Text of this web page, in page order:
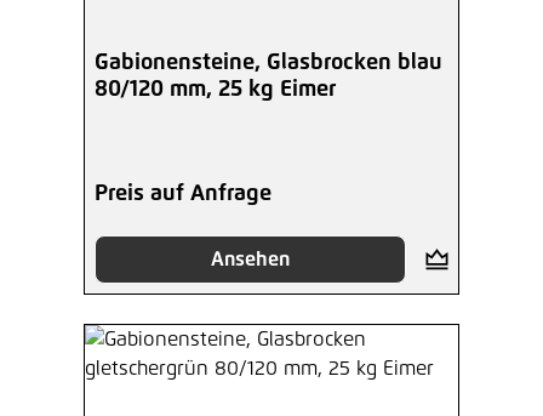
Gabionensteine, Glasbrocken blau
80/120 mm, 25 kg Eimer
Preis auf Anfrage
Ansehen